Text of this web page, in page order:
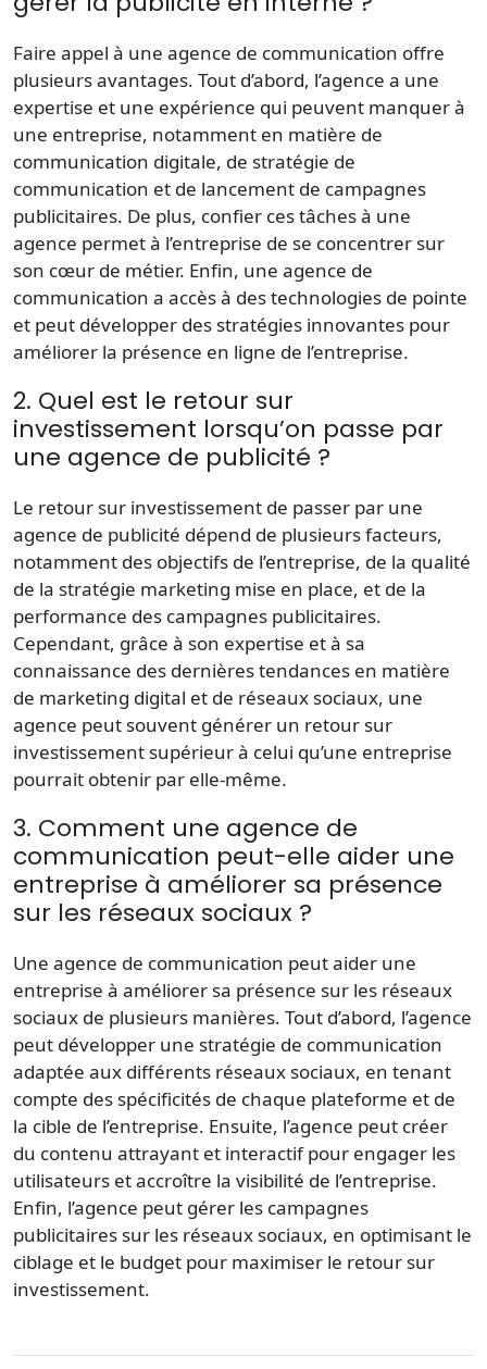
Faire appel à une agence de communication offre
plusieurs avantages. Tout d’abord, l’agence a une
expertise et une expérience qui peuvent manquer à
une entreprise, notamment en matière de
communication digitale, de stratégie de
communication et de lancement de campagnes
publicitaires. De plus, confier ces tâches à une
agence permet à l’entreprise de se concentrer sur
son cœur de métier. Enfin, une agence de
communication a accès à des technologies de pointe
et peut développer des stratégies innovantes pour
améliorer la présence en ligne de l’entreprise.
2. Quel est le retour sur
investissement lorsqu’on passe par
une agence de publicité ?
Le retour sur investissement de passer par une
agence de publicité dépend de plusieurs facteurs,
notamment des objectifs de l’entreprise, de la qualité
de la stratégie marketing mise en place, et de la
performance des campagnes publicitaires.
Cependant, grâce à son expertise et à sa
connaissance des dernières tendances en matière
de marketing digital et de réseaux sociaux, une
agence peut souvent générer un retour sur
investissement supérieur à celui qu’une entreprise
pourrait obtenir par elle-même.
3. Comment une agence de
communication peut-elle aider une
entreprise à améliorer sa présence
sur les réseaux sociaux ?
Une agence de communication peut aider une
entreprise à améliorer sa présence sur les réseaux
sociaux de plusieurs manières. Tout d’abord, l’agence
peut développer une stratégie de communication
adaptée aux différents réseaux sociaux, en tenant
compte des spécificités de chaque plateforme et de
la cible de l’entreprise. Ensuite, l’agence peut créer
du contenu attrayant et interactif pour engager les
utilisateurs et accroître la visibilité de l’entreprise.
Enfin, l’agence peut gérer les campagnes
publicitaires sur les réseaux sociaux, en optimisant le
ciblage et le budget pour maximiser le retour sur
investissement.